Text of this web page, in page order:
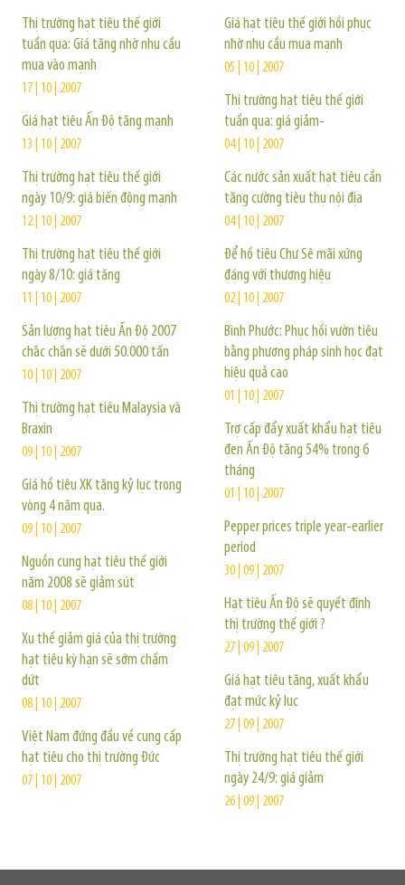
Thị trường hạt tiêu thế giới
tuần qua: Giá tăng nhờ nhu cầu
mua vào mạnh
17 | 10 | 2007
Giá hạt tiêu Ấn Độ tăng mạnh
13 | 10 | 2007
Thị trường hạt tiêu thế giới
ngày 10/9: giá biến động mạnh
12 | 10 | 2007
Thị trường hạt tiêu thế giới
ngày 8/10: giá tăng
11 | 10 | 2007
Sản lượng hạt tiêu Ấn Độ 2007
chắc chắn sẽ dưới 50.000 tấn
10 | 10 | 2007
Thị trường hạt tiêu Malaysia và
Braxin
09 | 10 | 2007
Giá hồ tiêu XK tăng kỷ lục trong
vòng 4 năm qua.
09 | 10 | 2007
Nguồn cung hạt tiêu thế giới
năm 2008 sẽ giảm sút
08 | 10 | 2007
Xu thế giảm giá của thị trường
hạt tiêu kỳ hạn sẽ sớm chấm
dứt
08 | 10 | 2007
Việt Nam đứng đầu về cung cấp
hạt tiêu cho thị trường Đức
07 | 10 | 2007
Giá hạt tiêu thế giới hồi phục
nhờ nhu cầu mua mạnh
05 | 10 | 2007
Thị trường hạt tiêu thế giới
tuần qua: giá giảm-
04 | 10 | 2007
Các nước sản xuất hạt tiêu cần
tăng cường tiêu thụ nội địa
04 | 10 | 2007
Để hồ tiêu Chư Sê mãi xứng
đáng với thương hiệu
02 | 10 | 2007
Bình Phước: Phục hồi vườn tiêu
bằng phương pháp sinh học đạt
hiệu quả cao
01 | 10 | 2007
Trợ cấp đẩy xuất khẩu hạt tiêu
đen Ấn Độ tăng 54% trong 6
tháng
01 | 10 | 2007
Pepper prices triple year-earlier
period
30 | 09 | 2007
Hạt tiêu Ấn Độ sẽ quyết định
thị trường thế giới ?
27 | 09 | 2007
Giá hạt tiêu tăng, xuất khẩu
đạt mức kỷ lục
27 | 09 | 2007
Thị trường hạt tiêu thế giới
ngày 24/9: giá giảm
26 | 09 | 2007